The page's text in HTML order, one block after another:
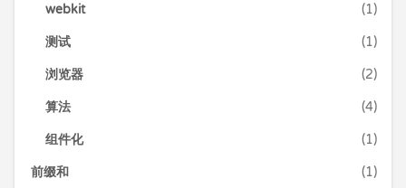
webkit (1)
测试 (1)
浏览器 (2)
算法 (4)
组件化 (1)
前缀和 (1)